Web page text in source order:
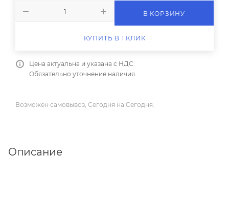
В КОРЗИНУ
КУПИТЬ В 1 КЛИК
Цена актуальна и указана с НДС.
Обязательно уточнение наличия.
Возможен самовывоз, Сегодня на Сегодня.
Описание